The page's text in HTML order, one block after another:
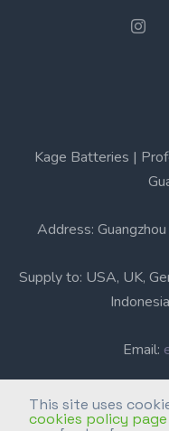
This site uses
cookies policy page
Kage Batteries |
Address:
Supply to: USA, UK,
Email:
Phone: